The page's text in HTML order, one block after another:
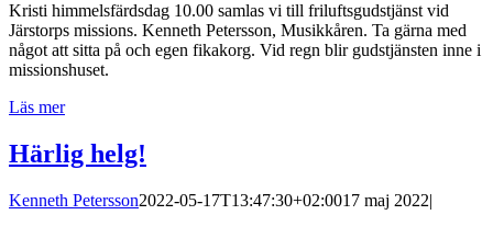
Kristi himmelsfärdsdag 10.00 samlas vi till friluftsgudstjänst vid
Järstorps missions. Kenneth Petersson, Musikkåren. Ta gärna med
något att sitta på och egen fikakorg. Vid regn blir gudstjänsten inne i
missionshuset.
Läs mer
Härlig helg!
Kenneth Petersson2022-05-17T13:47:30+02:0017 maj 2022|